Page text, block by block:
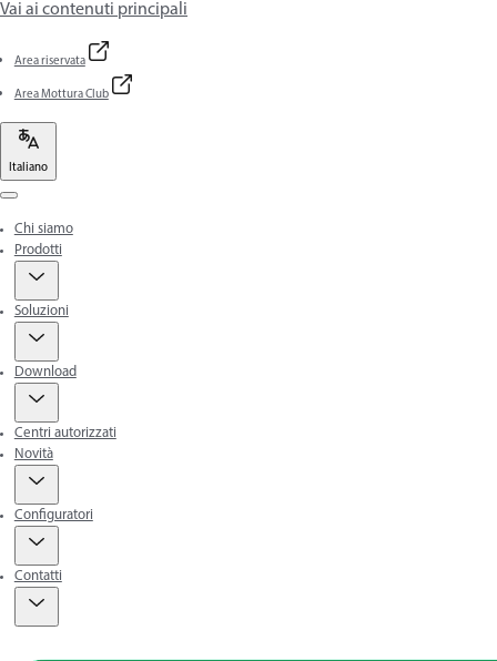
Vai ai contenuti principali
Area riservata
Area Mottura Club
Italiano
Chi siamo
Prodotti
Soluzioni
Download
Centri autorizzati
Novità
Configuratori
Contatti